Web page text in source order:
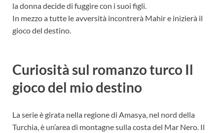
la donna decide di fuggire con i suoi figli.
In mezzo a tutte le avversità incontrerà Mahir e inizierà il
gioco del destino.
Curiosità sul romanzo turco Il
gioco del mio destino
La serie è girata nella regione di Amasya, nel nord della
Turchia, è un’area di montagne sulla costa del Mar Nero. Il